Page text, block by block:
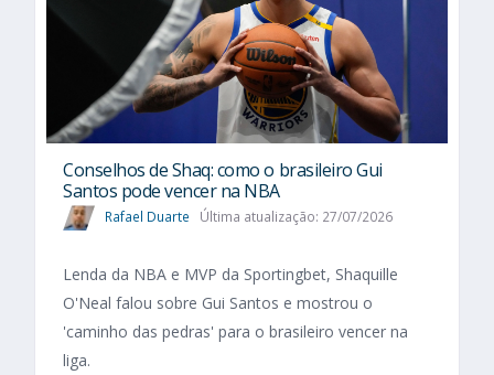
Conselhos de Shaq: como o brasileiro Gui
Santos pode vencer na NBA
Rafael Duarte Última atualização: 27/07/2026
Lenda da NBA e MVP da Sportingbet, Shaquille
O'Neal falou sobre Gui Santos e mostrou o
'caminho das pedras' para o brasileiro vencer na
liga.